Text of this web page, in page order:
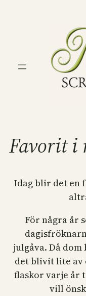
Favorit i
Idag blir det en
För några år
julgåva. Då
det blivit lite av
flaskor varje år
vill